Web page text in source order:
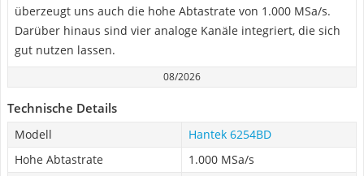
überzeugt uns auch die hohe Abtastrate von 1.000 MSa/s.
Darüber hinaus sind vier analoge Kanäle integriert, die sich
gut nutzen lassen.
08/2026
Technische Details
Modell
Hantek 6254BD
Hohe Abtastrate
1.000 MSa/s